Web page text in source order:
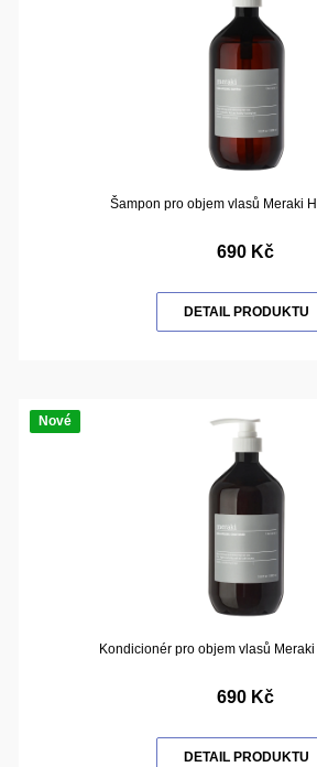
Šampon pro objem vlasů Meraki
690 Kč
DETAIL PRODUKTU
Nové
Kondicionér pro objem vlasů Meraki
690 Kč
DETAIL PRODUKTU